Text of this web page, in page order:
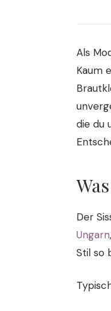
Als
Kaum
die du
Der
Ungarn
Stil so